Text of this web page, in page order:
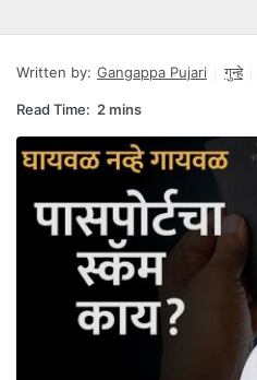
Written by: Gangappa Pujari गुन्हे
Read Time: 2 mins